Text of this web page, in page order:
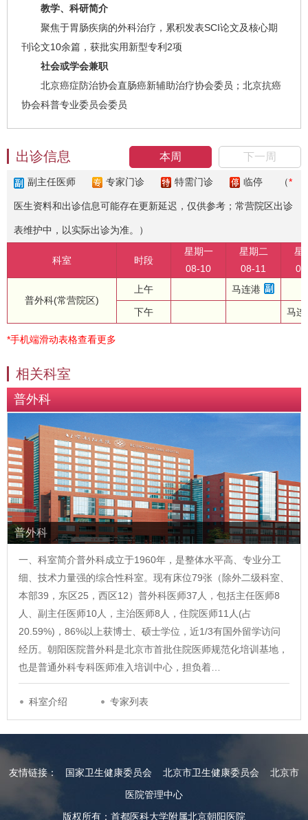
教学、科研简介
聚焦于胃肠疾病的外科治疗，累积发表SCI论文及核心期
刊论文10余篇，获批实用新型专利2项
社会或学会兼职
北京癌症防治协会直肠癌新辅助治疗协会委员；北京抗癌
协会科普专业委员会委员
本周 下一周
出诊信息
副主任医师 专家门诊 特需门诊 临停 （*
医生资料和出诊信息可能存在更新延迟，仅供参考；常营院区出诊
表维护中，以实际出诊为准。）
科室 时段
星期一
08-10
星期二
08-11
星
普外科(常营院区)
上午 马连港
下午 马
*手机端滑动表格查看更多
相关科室
普外科
普外科
一、科室简介普外科成立于1960年，是整体水平高、专业分工
细、技术力量强的综合性科室。现有床位79张（除外二级科室、
本部39，东区25，西区12）普外科医师37人，包括主任医师8
人、副主任医师10人，主治医师8人，住院医师11人(占
20.59%)，86%以上获博士、硕士学位，近1/3有国外留学访问
经历。朝阳医院普外科是北京市首批住院医师规范化培训基地，
也是普通外科专科医师准入培训中心，担负着…
科室介绍 专家列表
友情链接： 国家卫生健康委员会 北京市卫生健康委员会
北京市
医院管理中心
版权所有：首都医科大学附属北京朝阳医院